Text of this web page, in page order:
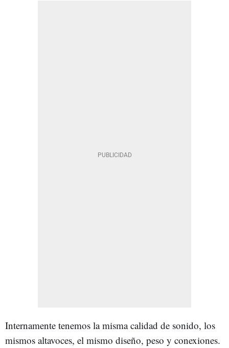
Internamente tenemos la misma calidad de sonido, los
mismos altavoces, el mismo diseño, peso y conexiones.